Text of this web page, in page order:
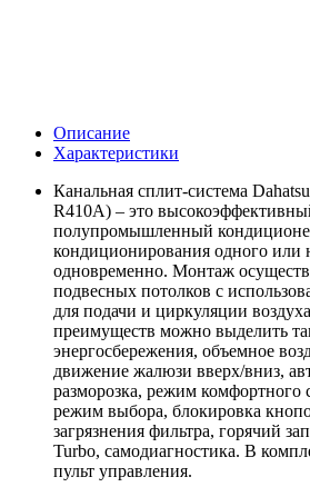
Описание
Характеристики
Канальная сплит-система
R410А) – это
полупромышленный
кондиционирования одного или
одновременно. Монтаж
подвесных потолков с
для подачи и циркуляции
преимуществ можно выделить
энергосбережения, объемное
движение жалюзи вверх/вниз,
разморозка, режим комфортного
режим выбора, блокировка
загрязнения фильтра, горячий
Turbo, самодиагностика. В
пульт управления.